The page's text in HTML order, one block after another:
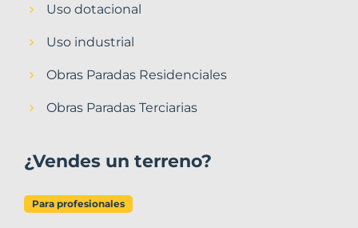
Uso dotacional
Uso industrial
Obras Paradas Residenciales
Obras Paradas Terciarias
¿Vendes un terreno?
Para profesionales